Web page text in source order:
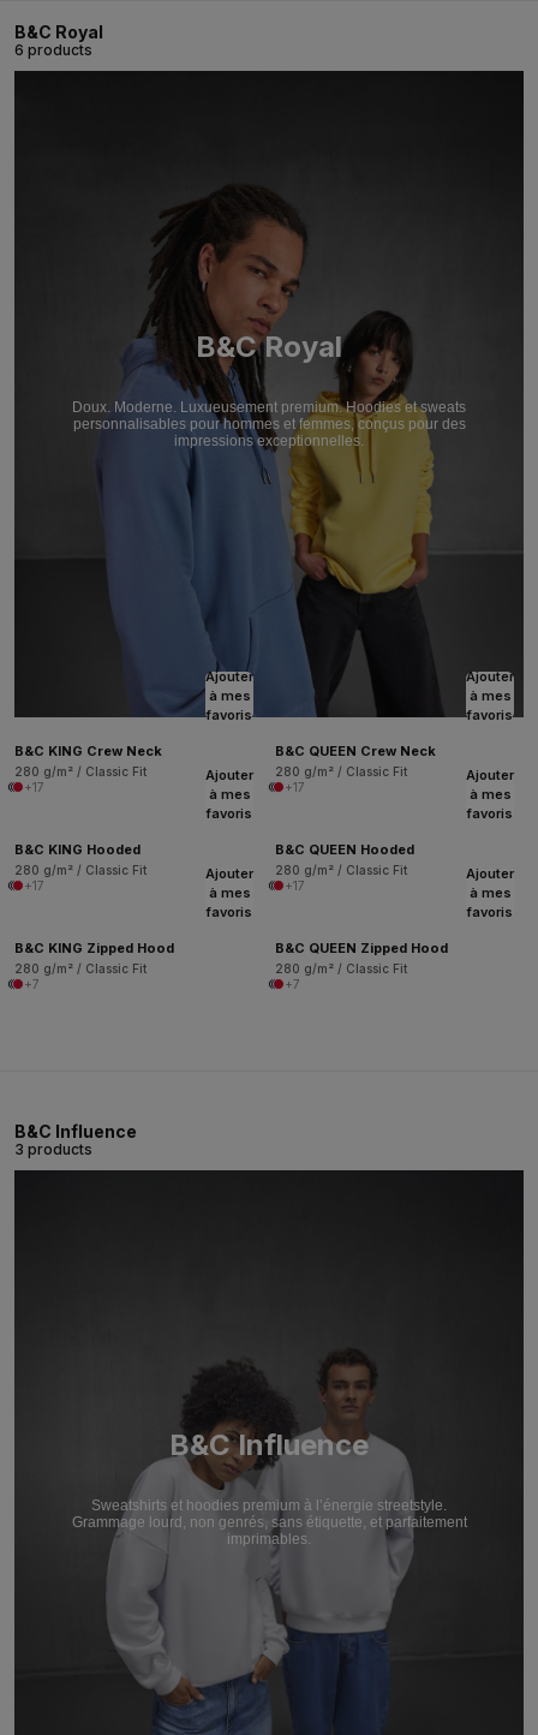
B&C Royal
6 products
B&C Royal
Doux. Moderne. Luxueusement premium. Hoodies et sweats
personnalisables pour hommes et femmes, conçus pour des
impressions exceptionnelles.
Ajouter
à mes
favoris
B&C KING Crew Neck
280 g/m² / Classic Fit
+17
Ajouter
à mes
favoris
B&C QUEEN Crew Neck
280 g/m² / Classic Fit
+17
Ajouter
à mes
favoris
B&C KING Hooded
280 g/m² / Classic Fit
+17
Ajouter
à mes
favoris
B&C QUEEN Hooded
280 g/m² / Classic Fit
+17
Ajouter
à mes
favoris
B&C KING Zipped Hood
280 g/m² / Classic Fit
+7
Ajouter
à mes
favoris
B&C QUEEN Zipped Hood
280 g/m² / Classic Fit
+7
B&C Influence
3 products
B&C Influence
Sweatshirts et hoodies premium à l’énergie streetstyle.
Grammage lourd, non genrés, sans étiquette, et parfaitement
imprimables.